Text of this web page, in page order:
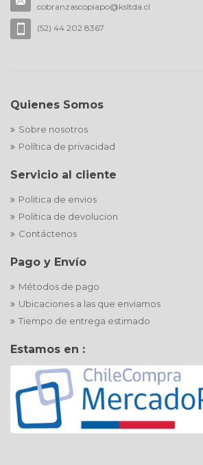
cobranzascopiapo@ksltda.cl
(52) 44 202 8367
Quienes Somos
Sobre nosotros
Política de privacidad
Servicio al cliente
Politica de envios
Politica de devolucion
Contáctenos
Pago y Envío
Métodos de pago
Ubicaciones a las que enviamos
Tiempo de entrega estimado
Estamos en :